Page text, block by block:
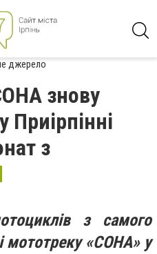
джерело
знову
Приірпінні
з
з самого
мототреку «СОНА» у